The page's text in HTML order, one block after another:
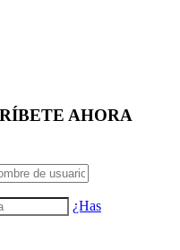
AHORA
¿Has